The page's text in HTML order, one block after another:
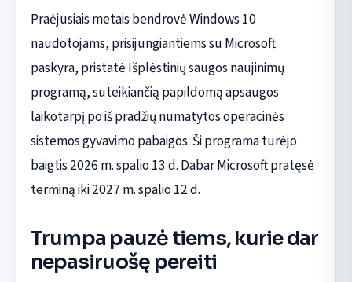
Praėjusiais metais bendrovė Windows 10
naudotojams, prisijungiantiems su Microsoft
paskyra, pristatė Išplėstinių saugos naujinimų
programą, suteikiančią papildomą apsaugos
laikotarpį po iš pradžių numatytos operacinės
sistemos gyvavimo pabaigos. Ši programa turėjo
baigtis 2026 m. spalio 13 d. Dabar Microsoft pratęsė
terminą iki 2027 m. spalio 12 d.
Trumpa pauzė tiems, kurie dar
nepasiruošę pereiti